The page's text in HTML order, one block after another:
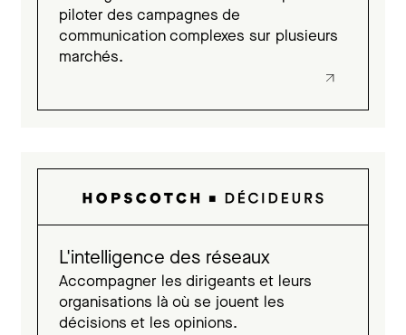
piloter des campagnes de
communication complexes sur plusieurs
marchés.
L'intelligence des réseaux
Accompagner les dirigeants et leurs
organisations là où se jouent les
décisions et les opinions.